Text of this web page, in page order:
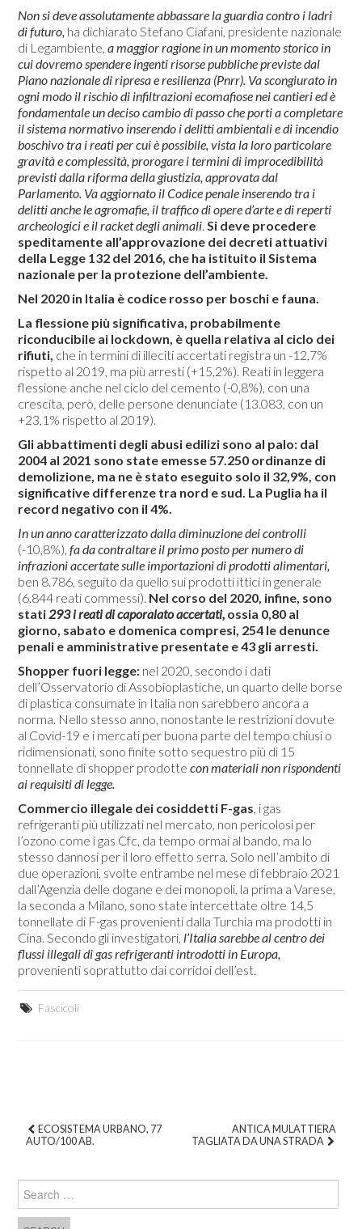
Non si deve assolutamente abbassare la guardia contro i ladri
di futuro, ha dichiarato Stefano Ciafani, presidente nazionale
di Legambiente,a maggior ragione in un momento storico in
cui dovremo spendere ingenti risorse pubbliche previste dal
Piano nazionale di ripresa e resilienza (Pnrr). Va scongiurato in
ogni modo il rischio di infiltrazioni ecomafiose nei cantieri ed è
fondamentale un deciso cambio di passo che porti a completare
il sistema normativo inserendo i delitti ambientali e di incendio
boschivo tra i reati per cui è possibile, vista la loro particolare
gravità e complessità, prorogare i termini di improcedibilità
previsti dalla riforma della giustizia, approvata dal
Parlamento. Va aggiornato il Codice penale inserendo tra i
delitti anche le agromafie, il traffico di opere d’arte e di reperti
archeologici e il racket degli animali.Si deve procedere
speditamente all’approvazione dei decreti attuativi
della Legge 132 del 2016, che ha istituito il Sistema
nazionale per la protezione dell’ambiente.
Nel 2020 in Italia è codice rosso per boschi e fauna.
La flessione più significativa, probabilmente
riconducibile ai lockdown, è quella relativa al ciclo dei
rifiuti, che in termini di illeciti accertati registra un -12,7%
rispetto al 2019, ma più arresti (+15,2%). Reati in leggera
flessione anche nel ciclo del cemento (-0,8%), con una
crescita, però, delle persone denunciate (13.083, con un
+23,1% rispetto al 2019).
Gli abbattimenti degli abusi edilizi sono al palo: dal
2004 al 2021 sono state emesse 57.250 ordinanze di
demolizione, ma ne è stato eseguito solo il 32,9%, con
significative differenze tra nord e sud. La Puglia ha il
record negativo con il 4%.
In un anno caratterizzato dalla diminuzione dei controlli
(-10,8%),fa da contraltare il primo posto per numero di
infrazioni accertate sulle importazioni di prodotti alimentari,
ben 8.786, seguito da quello sui prodotti ittici in generale
(6.844 reati commessi). Nel corso del 2020, infine, sono
stati293 i reati di caporalato accertati, ossia 0,80 al
giorno, sabato e domenica compresi, 254 le denunce
penali e amministrative presentate e 43 gli arresti.
Shopper fuori legge: nel 2020, secondo i dati
dell’Osservatorio di Assobioplastiche, un quarto delle borse
di plastica consumate in Italia non sarebbero ancora a
norma. Nello stesso anno, nonostante le restrizioni dovute
al Covid-19 e i mercati per buona parte del tempo chiusi o
ridimensionati, sono finite sotto sequestro più di 15
tonnellate di shopper prodottecon materiali non rispondenti
ai requisiti di legge.
Commercio illegale dei cosiddetti F-gas, i gas
refrigeranti più utilizzati nel mercato, non pericolosi per
l’ozono come i gas Cfc, da tempo ormai al bando, ma lo
stesso dannosi per il loro effetto serra. Solo nell’ambito di
due operazioni, svolte entrambe nel mese di febbraio 2021
dall’Agenzia delle dogane e dei monopoli, la prima a Varese,
la seconda a Milano, sono state intercettate oltre 14,5
tonnellate di F-gas provenienti dalla Turchia ma prodotti in
Cina. Secondo gli investigatori, l’Italia sarebbe al centro dei
flussi illegali di gas refrigeranti introdotti in Europa,
provenienti soprattutto dai corridoi dell’est.
Fascicoli
ECOSISTEMA URBANO, 77
AUTO/100 AB.
ANTICA MULATTIERA
TAGLIATA DA UNA STRADA
Search for: